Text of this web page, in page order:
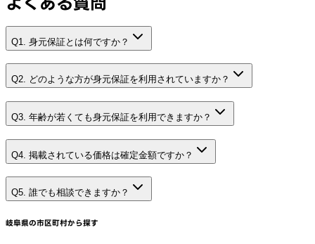
Q1. 身元保証とは何ですか？
Q2. どのような方が身元保証を利用されていますか？
Q3. 年齢が若くても身元保証を利用できますか？
Q4. 掲載されている価格は確定金額ですか？
Q5. 誰でも相談できますか？
岐阜県の市区町村から探す